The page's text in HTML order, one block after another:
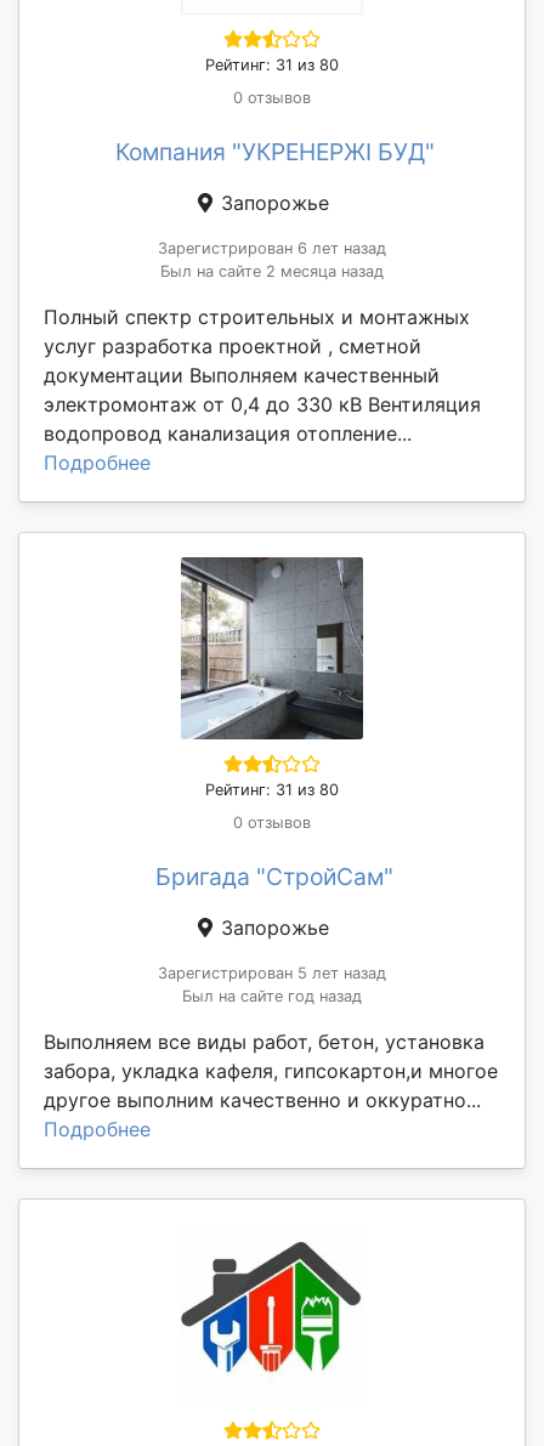
Рейтинг: 31 из 80
0 отзывов
Компания "УКРЕНЕРЖІ БУД"
Запорожье
Зарегистрирован 6 лет назад
Был на сайте 2 месяца назад
Полный спектр строительных и монтажных
услуг разработка проектной , сметной
документации Выполняем качественный
электромонтаж от 0,4 до 330 кВ Вентиляция
водопровод канализация отопление...
Подробнее
Рейтинг: 31 из 80
0 отзывов
Бригада "СтройСам"
Запорожье
Зарегистрирован 5 лет назад
Был на сайте год назад
Выполняем все виды работ, бетон, установка
забора, укладка кафеля, гипсокартон,и многое
другое выполним качественно и оккуратно...
Подробнее